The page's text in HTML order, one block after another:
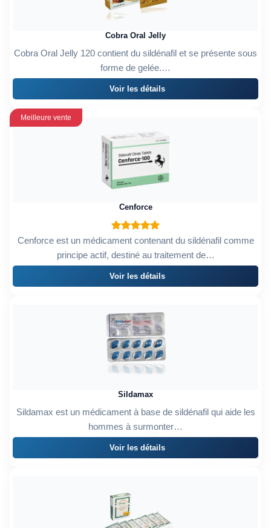
Cobra Oral Jelly
Cobra Oral Jelly 120 contient du sildénafil et se présente sous
forme de gelée.…
Voir les détails
Meilleure vente
Cenforce
Cenforce est un médicament contenant du sildénafil comme
principe actif, destiné au traitement de…
Voir les détails
Sildamax
Sildamax est un médicament à base de sildénafil qui aide les
hommes à surmonter…
Voir les détails